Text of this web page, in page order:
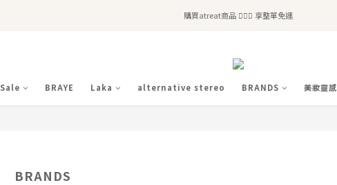
全站滿$2,500免運｜6/30前 含新品滿$1,300超取免運
購買atreat商品 💆🏻‍♀️ 享整單免運
Sale BRAYE Laka alternative stereo BRANDS 美妝靈感
BRANDS